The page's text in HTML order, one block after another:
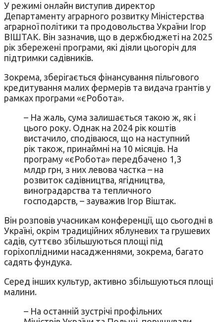
У режимі онлайн виступив директор
Департаменту аграрного розвитку Міністерства
аграрної політики та продовольства України Ігор
ВІШТАК. Він зазначив, що в держбюджеті на 2025
рік збережені програми, які діяли цьогоріч для
підтримки садівників.
Зокрема, зберігається фінансування пільгового
кредитування малих фермерів та видача грантів у
рамках програми «єРобота».
– На жаль, сума залишається такою ж, як і
цього року. Однак на 2024 рік коштів
вистачило, сподіваюся, що на наступний
рік також, принаймні на 10 місяців. На
програму «єРобота» передбачено 1,3
млдр грн, з них левова частка – на
розвиток садівництва, ягідництва,
виноградарства та тепличного
господарств, – зауважив Ігор Віштак.
Він розповів учасникам конференції, що сьогодні в
Україні, окрім традиційних яблуневих та грушевих
садів, суттєво збільшуються площі під
горіхоплідними насадженнями, зокрема, багато
садять фундука.
Серед інших культур, активно збільшуються площі
малини.
– На останній зустрічі профільних